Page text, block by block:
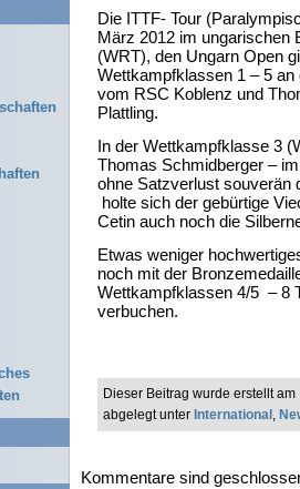
Die ITTF- Tour
März 2012 im ungarischen
(WRT), den Ungarn Open
Wettkampfklassen 1 – 5
vom RSC Koblenz und
Plattling.
In der Wettkampfklasse 3
Thomas Schmidberger –
ohne Satzverlust souverän
holte sich der gebürtige
Cetin auch noch die
Etwas weniger
noch mit der
Wettkampfklassen 4/5 – 8
verbuchen.
Dieser Beitrag wurde erstellt
abgelegt unter International ,
Kommentare sind